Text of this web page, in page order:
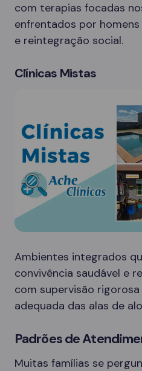
com terapias focadas
enfrentados por
e reintegração social.
Clínicas Mistas
Ambientes integrados
convivência saudável e
com supervisão
adequada das alas de
Padrões de
Muitas famílias se